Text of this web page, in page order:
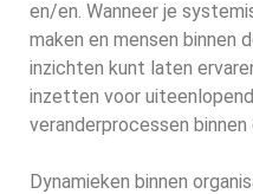
en/en. Wanneer je
maken en mensen binnen
inzichten kunt laten
inzetten voor
veranderprocessen binnen
Dynamieken binnen